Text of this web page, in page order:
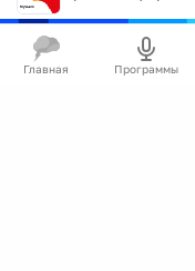
Главная Программы